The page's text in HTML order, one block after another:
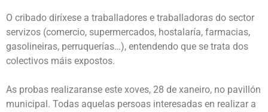
O cribado diríxese a traballadores e traballadoras do sector
servizos (comercio, supermercados, hostalaría, farmacias,
gasolineiras, perruquerías…), entendendo que se trata dos
colectivos máis expostos.
As probas realizaranse este xoves, 28 de xaneiro, no pavillón
municipal. Todas aquelas persoas interesadas en realizar a